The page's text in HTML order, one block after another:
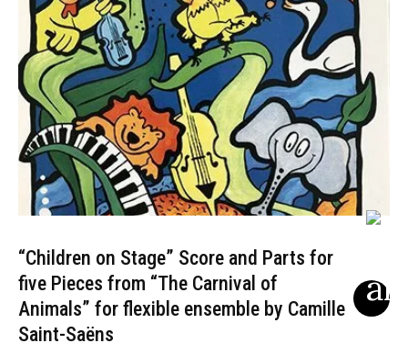
“Children on Stage” Score and Parts for
five Pieces from “The Carnival of
Animals” for flexible ensemble by Camille
Saint-Saëns